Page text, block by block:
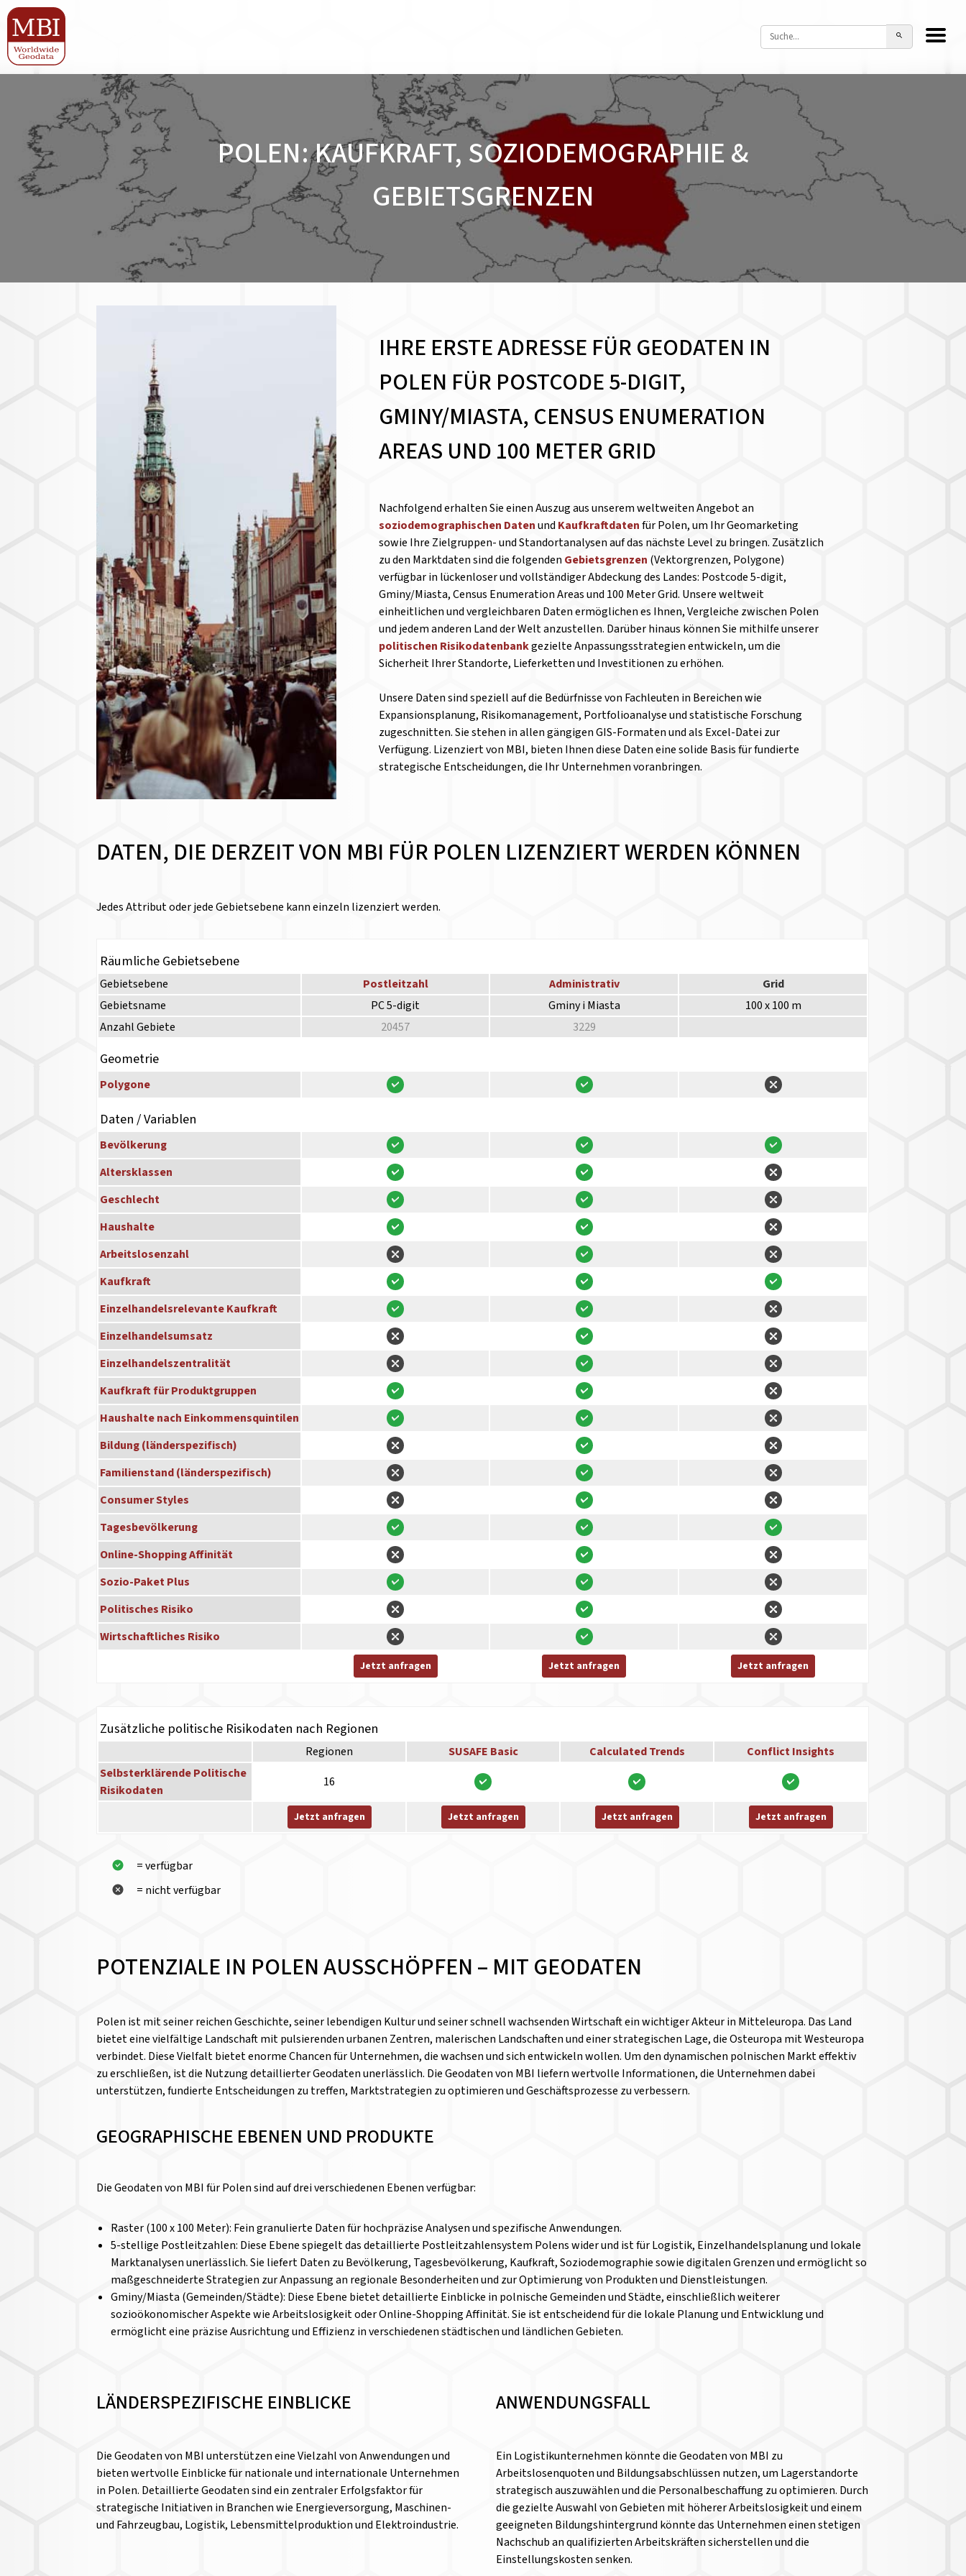
POLEN: KAUFKRAFT, SOZIODEMOGRAPHIE &
GEBIETSGRENZEN
IHRE ERSTE ADRESSE FÜR GEODATEN IN
POLEN FÜR POSTCODE 5-DIGIT,
GMINY/MIASTA, CENSUS ENUMERATION
AREAS UND 100 METER GRID
Nachfolgend erhalten Sie einen Auszug aus unserem weltweiten Angebot an
soziodemographischen Datenund Kaufkraftdatenfür Polen, um Ihr Geomarketing
sowie Ihre Zielgruppen- und Standortanalysen auf das nächste Level zu bringen. Zusätzlich
zu den Marktdaten sind die folgenden Gebietsgrenzen (Vektorgrenzen, Polygone)
verfügbar in lückenloser und vollständiger Abdeckung des Landes: Postcode 5-digit,
Gminy/Miasta, Census Enumeration Areas und 100 Meter Grid. Unsere weltweit
einheitlichen und vergleichbaren Daten ermöglichen es Ihnen, Vergleiche zwischen Polen
und jedem anderen Land der Welt anzustellen. Darüber hinaus können Sie mithilfe unserer
politischen Risikodatenbankgezielte Anpassungsstrategien entwickeln, um die
Sicherheit Ihrer Standorte, Lieferketten und Investitionen zu erhöhen.
Unsere Daten sind speziell auf die Bedürfnisse von Fachleuten in Bereichen wie
Expansionsplanung, Risikomanagement, Portfolioanalyse und statistische Forschung
zugeschnitten. Sie stehen in allen gängigen GIS-Formaten und als Excel-Datei zur
Verfügung. Lizenziert von MBI, bieten Ihnen diese Daten eine solide Basis für fundierte
strategische Entscheidungen, die Ihr Unternehmen voranbringen.
DATEN, DIE DERZEIT VON MBI FÜR POLEN LIZENZIERT WERDEN KÖNNEN
Jedes Attribut oder jede Gebietsebene kann einzeln lizenziert werden.
Räumliche Gebietsebene
Gebietsebene Postleitzahl Administrativ
Grid
Gebietsname
PC 5-digit Gminy i Miasta
100 x 100 m
Anzahl Gebiete
20457 3229
Geometrie
Polygone
Daten / Variablen
Bevölkerung
Altersklassen
Geschlecht
Haushalte
Arbeitslosenzahl
Kaufkraft
Einzelhandelsrelevante Kaufkraft
Einzelhandelsumsatz
Einzelhandelszentralität
Kaufkraft für Produktgruppen
Haushalte nach Einkommensquintilen
Bildung (länderspezifisch)
Familienstand (länderspezifisch)
Consumer Styles
Tagesbevölkerung
Online-Shopping Affinität
Sozio-Paket Plus
Politisches Risiko
Wirtschaftliches Risiko
Jetzt anfragen Jetzt anfragen Jetzt anfragen
Zusätzliche politische Risikodaten nach Regionen
Regionen SUSAFE Basic Calculated Trends
Conflict Insights
Selbsterklärende Politische
Risikodaten
16
Jetzt anfragen Jetzt anfragen Jetzt anfragen Jetzt anfragen
= verfügbar
= nicht verfügbar
POTENZIALE IN POLEN AUSSCHÖPFEN – MIT GEODATEN
Polen ist mit seiner reichen Geschichte, seiner lebendigen Kultur und seiner schnell wachsenden Wirtschaft ein wichtiger Akteur in Mitteleuropa. Das Land
bietet eine vielfältige Landschaft mit pulsierenden urbanen Zentren, malerischen Landschaften und einer strategischen Lage, die Osteuropa mit Westeuropa
verbindet. Diese Vielfalt bietet enorme Chancen für Unternehmen, die wachsen und sich entwickeln wollen. Um den dynamischen polnischen Markt effektiv
zu erschließen, ist die Nutzung detaillierter Geodaten unerlässlich. Die Geodaten von MBI liefern wertvolle Informationen, die Unternehmen dabei
unterstützen, fundierte Entscheidungen zu treffen, Marktstrategien zu optimieren und Geschäftsprozesse zu verbessern.
GEOGRAPHISCHE EBENEN UND PRODUKTE
Die Geodaten von MBI für Polen sind auf drei verschiedenen Ebenen verfügbar:
Raster (100 x 100 Meter): Fein granulierte Daten für hochpräzise Analysen und spezifische Anwendungen.
5-stellige Postleitzahlen: Diese Ebene spiegelt das detaillierte Postleitzahlensystem Polens wider und ist für Logistik, Einzelhandelsplanung und lokale
Marktanalysen unerlässlich. Sie liefert Daten zu Bevölkerung, Tagesbevölkerung, Kaufkraft, Soziodemographie sowie digitalen Grenzen und ermöglicht so
maßgeschneiderte Strategien zur Anpassung an regionale Besonderheiten und zur Optimierung von Produkten und Dienstleistungen.
Gminy/Miasta (Gemeinden/Städte): Diese Ebene bietet detaillierte Einblicke in polnische Gemeinden und Städte, einschließlich weiterer
sozioökonomischer Aspekte wie Arbeitslosigkeit oder Online-Shopping Affinität. Sie ist entscheidend für die lokale Planung und Entwicklung und
ermöglicht eine präzise Ausrichtung und Effizienz in verschiedenen städtischen und ländlichen Gebieten.
LÄNDERSPEZIFISCHE EINBLICKE
Die Geodaten von MBI unterstützen eine Vielzahl von Anwendungen und
bieten wertvolle Einblicke für nationale und internationale Unternehmen
in Polen. Detaillierte Geodaten sind ein zentraler Erfolgsfaktor für
strategische Initiativen in Branchen wie Energieversorgung, Maschinen-
und Fahrzeugbau, Logistik, Lebensmittelproduktion und Elektroindustrie.
ANWENDUNGSFALL
Ein Logistikunternehmen könnte die Geodaten von MBI zu
Arbeitslosenquoten und Bildungsabschlüssen nutzen, um Lagerstandorte
strategisch auszuwählen und die Personalbeschaffung zu optimieren. Durch
die gezielte Auswahl von Gebieten mit höherer Arbeitslosigkeit und einem
geeigneten Bildungshintergrund könnte das Unternehmen einen stetigen
Nachschub an qualifizierten Arbeitskräften sicherstellen und die
Einstellungskosten senken.